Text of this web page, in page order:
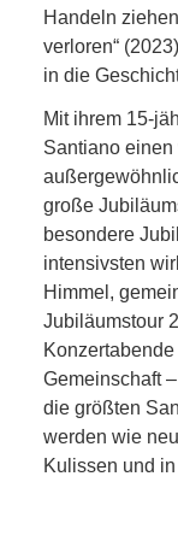
Handeln
verloren“
in die
Mit ihrem 15-
Santiano
große
besondere
intensivsten
Himmel,
Jubiläumstour
Gemeinschaft
die größten
werden wie
Kulissen und